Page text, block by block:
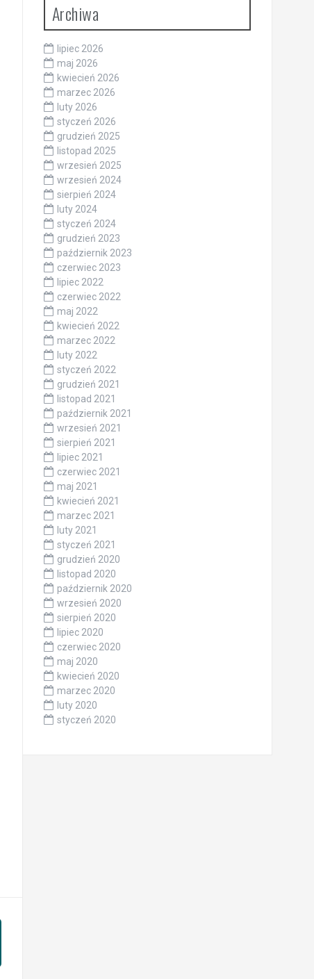
Archiwa
lipiec 2026
maj 2026
kwiecień 2026
marzec 2026
luty 2026
styczeń 2026
grudzień 2025
listopad 2025
wrzesień 2025
wrzesień 2024
sierpień 2024
luty 2024
styczeń 2024
grudzień 2023
październik 2023
czerwiec 2023
lipiec 2022
czerwiec 2022
maj 2022
kwiecień 2022
marzec 2022
luty 2022
styczeń 2022
grudzień 2021
listopad 2021
październik 2021
wrzesień 2021
sierpień 2021
lipiec 2021
czerwiec 2021
maj 2021
kwiecień 2021
marzec 2021
luty 2021
styczeń 2021
grudzień 2020
listopad 2020
październik 2020
wrzesień 2020
sierpień 2020
lipiec 2020
czerwiec 2020
maj 2020
kwiecień 2020
marzec 2020
luty 2020
styczeń 2020